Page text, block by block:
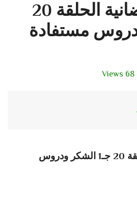
همسات رمضانية الحلقة 20
ودروس مستفادة
68 Views
همسات رمضانية الحلقة 20 جـ1 الشكر ودروس